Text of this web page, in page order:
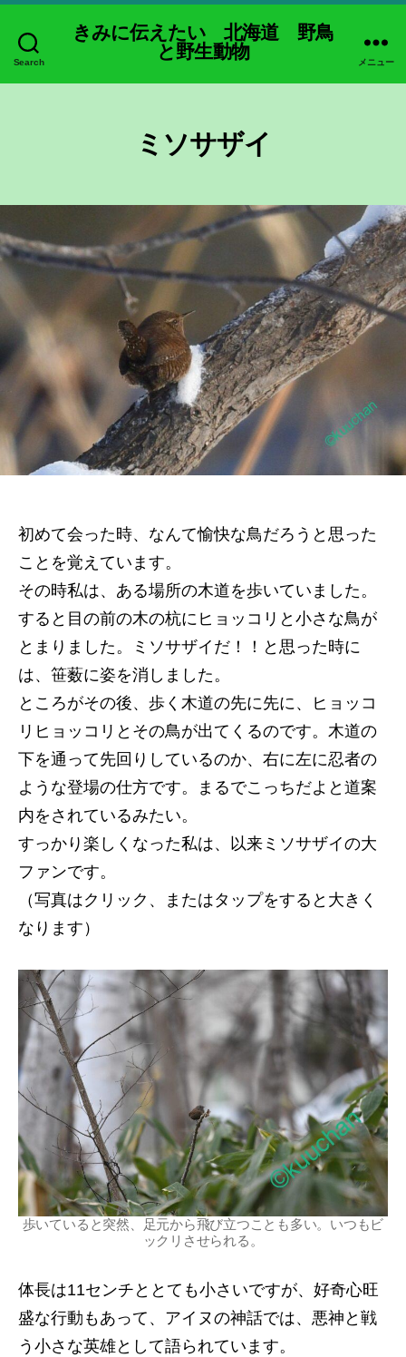
Search
きみに伝えたい 北海道 野鳥
と野生動物
メニュー
ミソサザイ
初めて会った時、なんて愉快な鳥だろうと思った
ことを覚えています。
その時私は、ある場所の木道を歩いていました。
すると目の前の木の杭にヒョッコリと小さな鳥が
とまりました。ミソサザイだ！！と思った時に
は、笹薮に姿を消しました。
ところがその後、歩く木道の先に先に、ヒョッコ
リヒョッコリとその鳥が出てくるのです。木道の
下を通って先回りしているのか、右に左に忍者の
ような登場の仕方です。まるでこっちだよと道案
内をされているみたい。
すっかり楽しくなった私は、以来ミソサザイの大
ファンです。
（写真はクリック、またはタップをすると大きく
なります）
歩いていると突然、足元から飛び立つことも多い。いつもビ
ックリさせられる。
体長は11センチととても小さいですが、好奇心旺
盛な行動もあって、アイヌの神話では、悪神と戦
う小さな英雄として語られています。